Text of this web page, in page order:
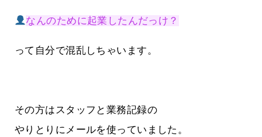
なんのために起業したんだっけ？
って自分で混乱しちゃいます。
その方はスタッフと業務記録の
やりとりにメールを使っていました。